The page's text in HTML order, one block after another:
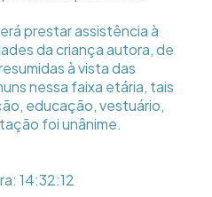
prestar assistência à
da criança autora, de
à vista das
nessa faixa etária, tais
educação, vestuário,
foi unânime.
14:32:12